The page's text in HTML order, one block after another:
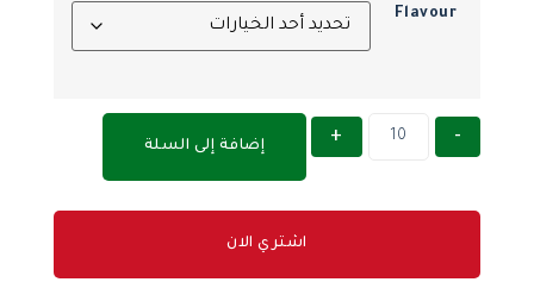
Flavour
-
+ إضافة إلى السلة
اشتري الان